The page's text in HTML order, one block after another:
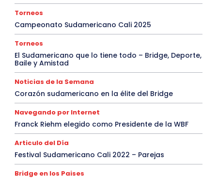
Torneos
Campeonato Sudamericano Cali 2025
Torneos
El Sudamericano que lo tiene todo – Bridge, Deporte,
Baile y Amistad
Noticias de la Semana
Corazón sudamericano en la élite del Bridge
Navegando por Internet
Franck Riehm elegido como Presidente de la WBF
Articulo del Día
Festival Sudamericano Cali 2022 – Parejas
Bridge en los Paises